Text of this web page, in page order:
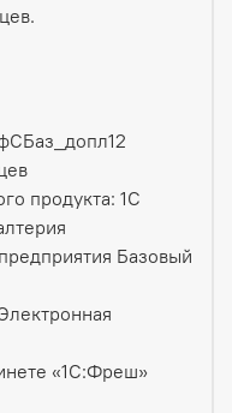
продукта: 1С
Базовый
«1С:Фреш»